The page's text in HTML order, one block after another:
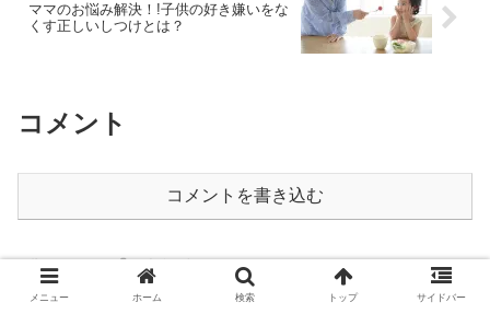
ママのお悩み解決！!子供の好き嫌いをな
くす正しいしつけとは？
コメント
コメントを書き込む
ホーム イベント
メニュー ホーム 検索 トップ サイドバー